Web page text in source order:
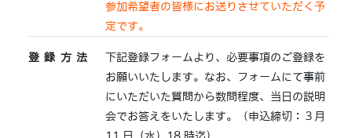
参加希望者の皆様にお送りさせていただく予
定です。
登録方法
下記登録フォームより、必要事項のご登録を
お願いいたします。なお、フォームにて事前
にいただいた質問から数問程度、当日の説明
会でお答えをいたします。（申込締切：３月
11 日（水）18 時迄）